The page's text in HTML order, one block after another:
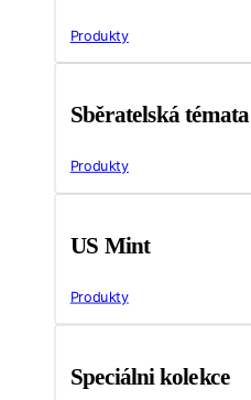
Produkty
Sběratelská témata
Produkty
US Mint
Produkty
Speciálni kolekce